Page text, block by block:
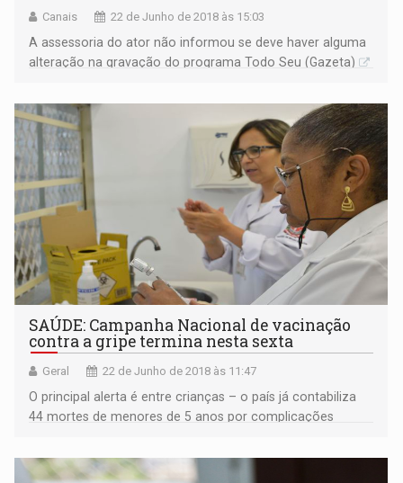
Canais 22 de Junho de 2018 às 15:03
A assessoria do ator não informou se deve haver alguma
alteração na gravação do programa Todo Seu (Gazeta)
SAÚDE: Campanha Nacional de vacinação
contra a gripe termina nesta sexta
Geral 22 de Junho de 2018 às 11:47
O principal alerta é entre crianças – o país já contabiliza
44 mortes de menores de 5 anos por complicações